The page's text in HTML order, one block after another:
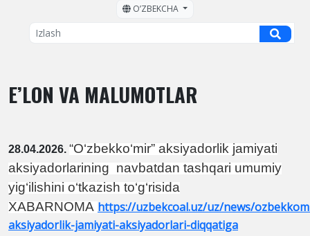
OʼZBEKCHA
E’LON VA MALUMOTLAR
28.04.2026. “O‘zbekko‘mir” aksiyadorlik jamiyati
aksiyadorlarining navbatdan tashqari umumiy
yig‘ilishini o‘tkazish to‘g‘risida
XABARNOMA https://uzbekcoal.uz/uz/news/
aksiyadorlik-jamiyati-aksiyadorlari-diqqatiga